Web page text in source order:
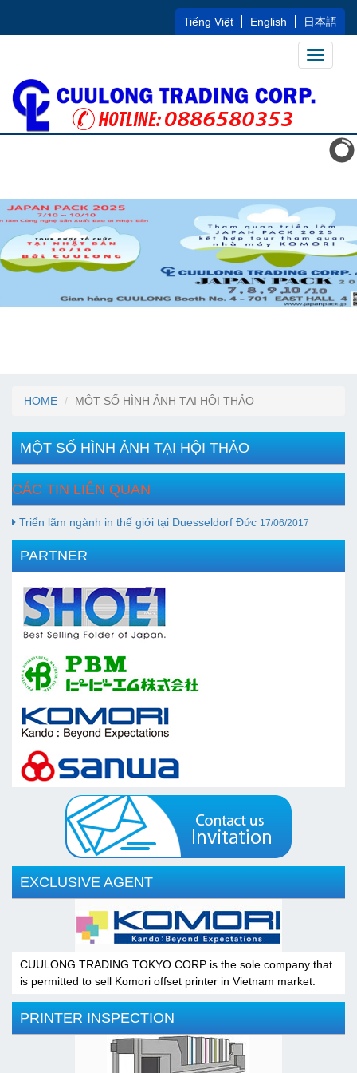
Tiếng Việt English 日本語
Toggle
HOME MỘT SỐ HÌNH ẢNH TẠI HỘI THẢO
MỘT SỐ HÌNH ẢNH TẠI HỘI THẢO
CÁC TIN LIÊN QUAN
Triển lãm ngành in thế giới tại Duesseldorf Đức 17/06/2017
PARTNER
EXCLUSIVE AGENT
CUULONG TRADING TOKYO CORP is the sole company that
is permitted to sell Komori offset printer in Vietnam market.
PRINTER INSPECTION